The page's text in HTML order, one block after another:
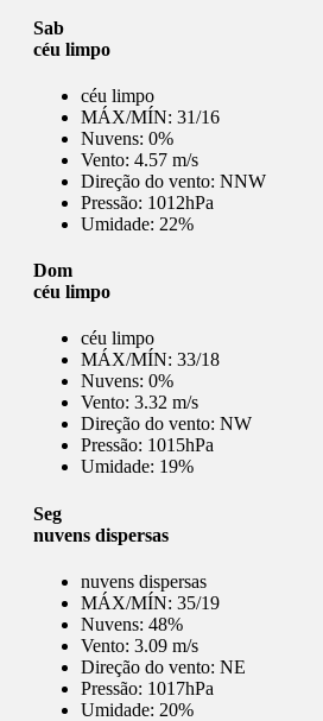
Sab
céu limpo
céu limpo
MÁX/MÍN: 31/16
Nuvens: 0%
Vento: 4.57 m/s
Direção do vento: NNW
Pressão: 1012hPa
Umidade: 22%
Dom
céu limpo
céu limpo
MÁX/MÍN: 33/18
Nuvens: 0%
Vento: 3.32 m/s
Direção do vento: NW
Pressão: 1015hPa
Umidade: 19%
Seg
nuvens dispersas
nuvens dispersas
MÁX/MÍN: 35/19
Nuvens: 48%
Vento: 3.09 m/s
Direção do vento: NE
Pressão: 1017hPa
Umidade: 20%